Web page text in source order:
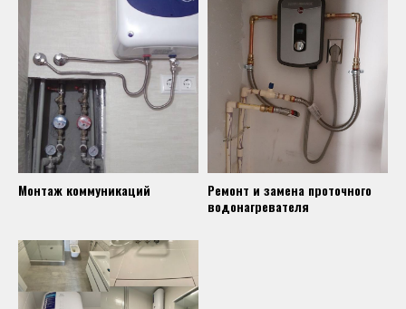
Монтаж коммуникаций
Ремонт и замена проточного
водонагревателя